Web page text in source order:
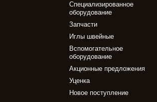
Специализированное
оборудование
Запчасти
Иглы швейные
Вспомогательное
оборудование
Акционные предложения
Уценка
Новое поступление